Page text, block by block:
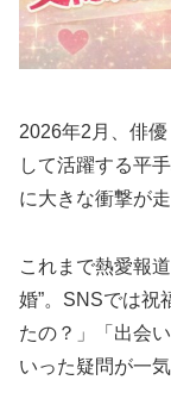
2026年2月、俳
して活躍する平
に大きな衝撃が走
これまで熱愛報
婚”。SNSでは祝
たの？」「出会
いった疑問が一